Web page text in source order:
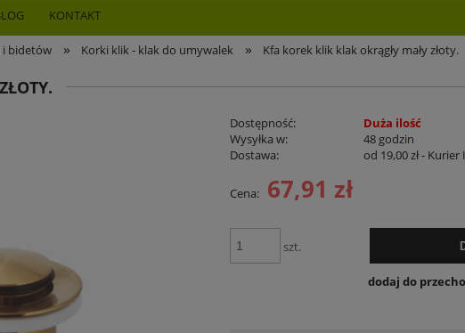
KONTAKT
i bidetów » Korki klik - klak do umywalek » Kfa korek klik klak okrągły mały złoty.
Dostępność:
Duża ilość
Wysyłka w:
48 godzin
Dostawa:
od 19,00 zł- Kurier
Cena nie zawiera ewentualnych
Cena: 67,91 zł
szt.
dodaj do